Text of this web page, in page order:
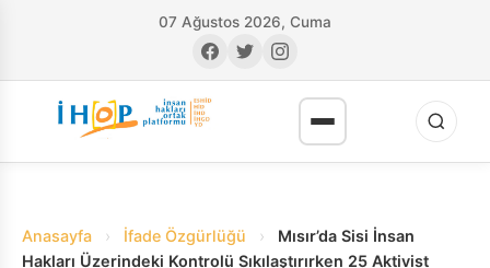
07 Ağustos 2026, Cuma
Anasayfa › İfade Özgürlüğü ›
Mısır’da Sisi İnsan
Hakları Üzerindeki Kontrolü Sıkılaştırırken 25 Aktivist